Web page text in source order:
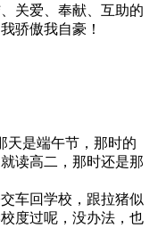
关爱、奉献、互助的
骄傲我自豪！
天是端午节，那时的
读高二，那时还是那
车回学校，跟拉猪似
度过呢，没办法，也